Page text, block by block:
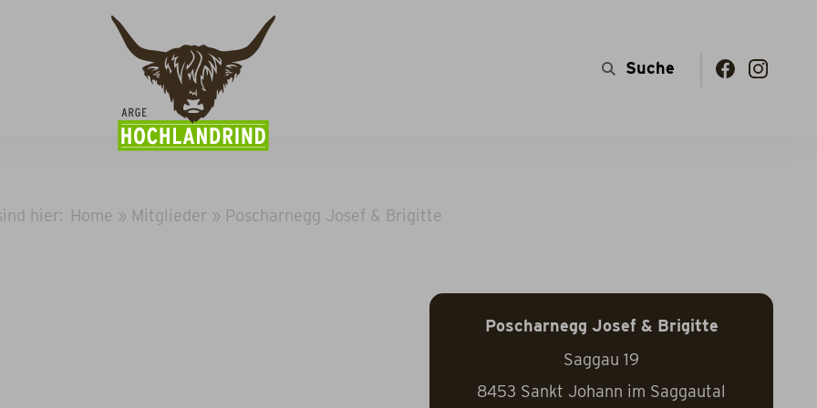
hier: Home » Mitglieder » Poscharnegg Josef & Brigitte
Poscharnegg Josef & Brigitte
Saggau 19
8453 Sankt Johann im Saggautal